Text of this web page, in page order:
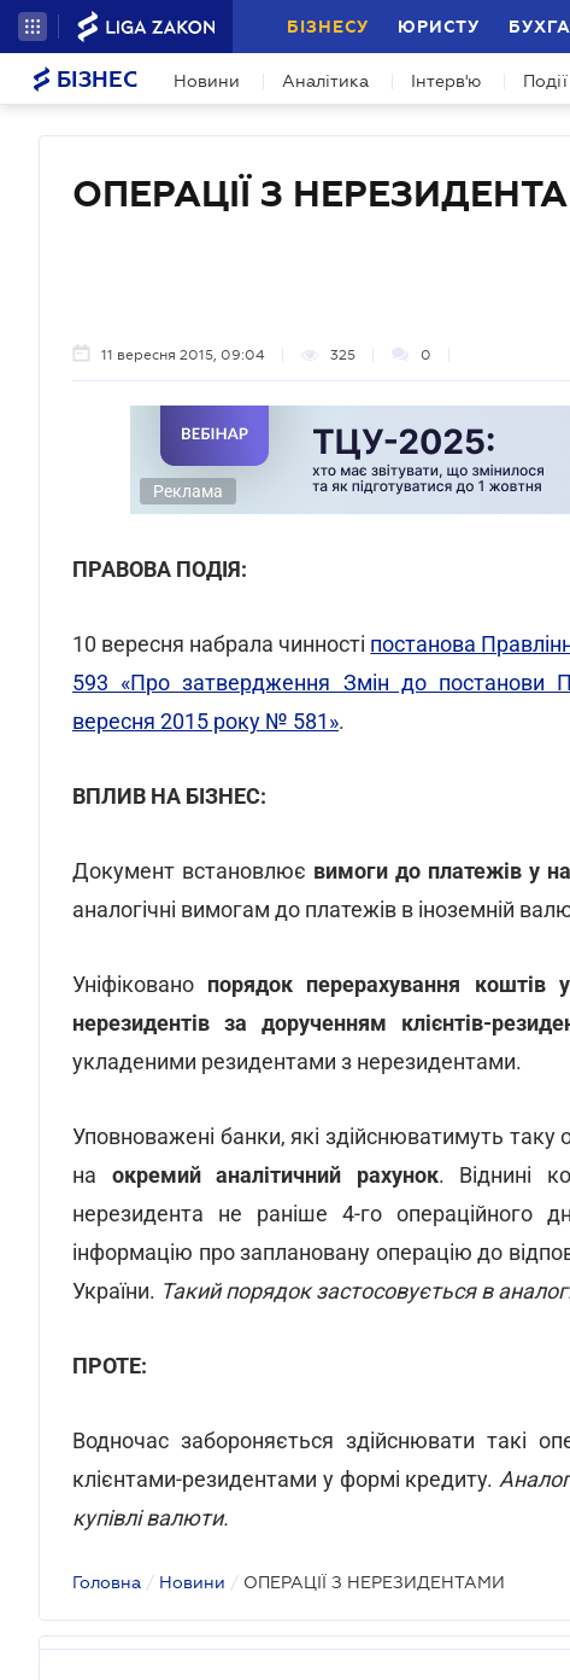
БІЗНЕСУ ЮРИСТУ
БІЗНЕС Новини Аналітика Інтерв'ю Події
ОПЕРАЦІЇ З
11 вересня 2015, 09:04 325 0
Реклама
ПРАВОВА ПОДІЯ:
10 вересня набрала чинності постанова
593 «Про затвердження Змін до постанови
вересня 2015 року № 581».
ВПЛИВ НА БІЗНЕС:
Документ встановлює вимоги до платежів у
аналогічні вимогам до платежів в іноземній
Уніфіковано порядок перерахування коштів
нерезидентів за дорученням клієнтів-
укладеними резидентами з нерезидентами.
Уповноважені банки, які здійснюватимуть таку
на окремий аналітичний рахунок. Віднині
нерезидента не раніше 4-го операційного
інформацію про заплановану операцію до
України. Такий порядок застосовується в
ПРОТЕ:
Водночас забороняється здійснювати такі
клієнтами-резидентами у формі кредиту.
купівлі валюти.
Головна / Новини / ОПЕРАЦІЇ З НЕРЕЗИДЕНТАМИ